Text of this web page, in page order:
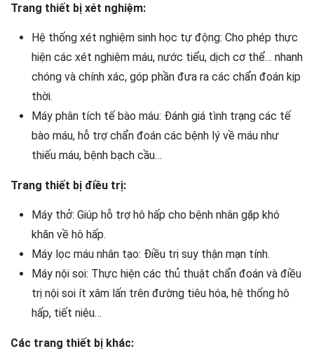
Trang thiết bị xét nghiệm:
Hệ thống xét nghiệm sinh học tự động: Cho phép thực
hiện các xét nghiệm máu, nước tiểu, dịch cơ thể… nhanh
chóng và chính xác, góp phần đưa ra các chẩn đoán kịp
thời.
Máy phân tích tế bào máu: Đánh giá tình trạng các tế
bào máu, hỗ trợ chẩn đoán các bệnh lý về máu như
thiếu máu, bệnh bạch cầu…
Trang thiết bị điều trị:
Máy thở: Giúp hỗ trợ hô hấp cho bệnh nhân gặp khó
khăn về hô hấp.
Máy lọc máu nhân tạo: Điều trị suy thận mạn tính.
Máy nội soi: Thực hiện các thủ thuật chẩn đoán và điều
trị nội soi ít xâm lấn trên đường tiêu hóa, hệ thống hô
hấp, tiết niệu…
Các trang thiết bị khác: